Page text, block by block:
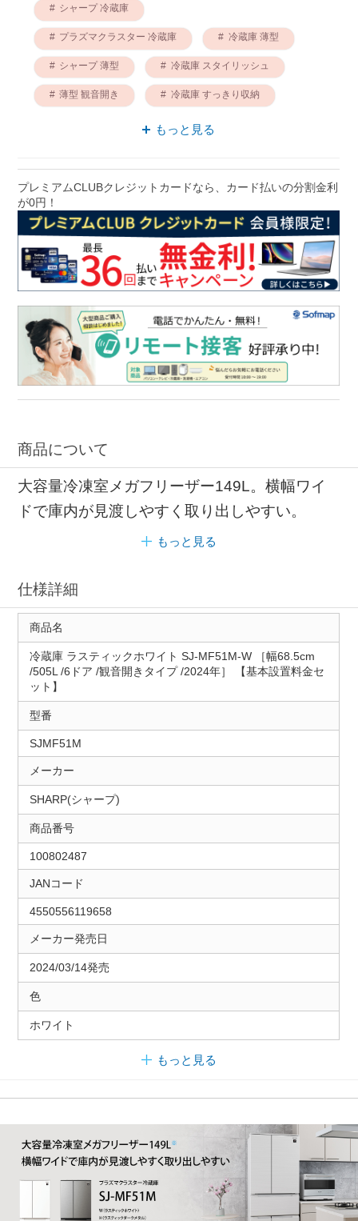
シャープ 冷蔵庫
プラズマクラスター 冷蔵庫 冷蔵庫 薄型
シャープ 薄型 冷蔵庫 スタイリッシュ
薄型 観音開き 冷蔵庫 すっきり収納
もっと見る
プレミアムCLUBクレジットカードなら、カード払いの分割金利
が0円！
商品について
大容量冷凍室メガフリーザー149L。横幅ワイ
ドで庫内が見渡しやすく取り出しやすい。
もっと見る
仕様詳細
商品名
冷蔵庫 ラスティックホワイト SJ-MF51M-W ［幅68.5cm
/505L /6ドア /観音開きタイプ /2024年］ 【基本設置料金セ
ット】
型番
SJMF51M
メーカー
SHARP(シャープ)
商品番号
100802487
JANコード
4550556119658
メーカー発売日
2024/03/14発売
色
ホワイト
もっと見る